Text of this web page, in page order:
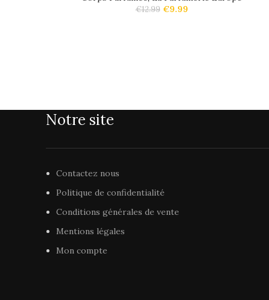
€12.99 €9.99
Notre site
Contactez nous
Politique de confidentialité
Conditions générales de vente
Mentions légales
Mon compte